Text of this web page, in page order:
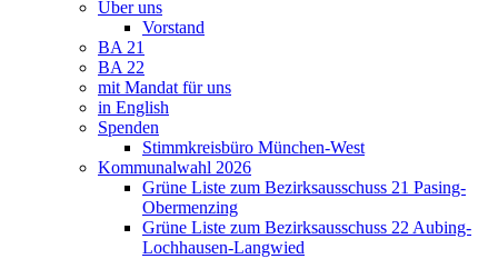
Über uns
Vorstand
BA 21
BA 22
mit Mandat für uns
in English
Spenden
Stimmkreisbüro München-West
Kommunalwahl 2026
Grüne Liste zum Bezirksausschuss 21 Pasing-
Obermenzing
Grüne Liste zum Bezirksausschuss 22 Aubing-
Lochhausen-Langwied